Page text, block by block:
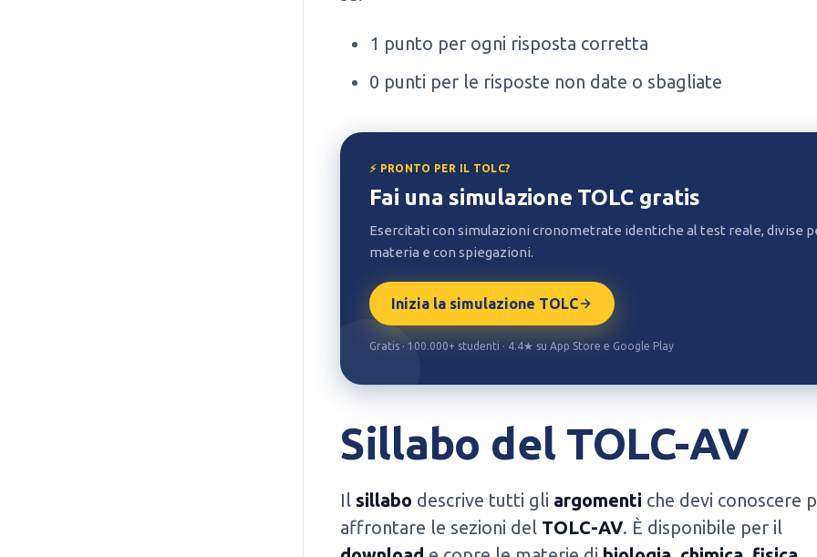
1 punto per ogni risposta corretta
0 punti per le risposte non date o sbagliate
⚡ PRONTO PER IL TOLC?
Fai una simulazione TOLC gratis
Esercitati con simulazioni cronometrate identiche al test reale, divise
materia e con spiegazioni.
Inizia la simulazione TOLC
Gratis · 100.000+ studenti · 4.4★ su App Store e Google Play
Sillabo del TOLC-AV
Il sillabo descrive tutti gli argomenti che devi conoscere
affrontare le sezioni del TOLC-AV. È disponibile per il